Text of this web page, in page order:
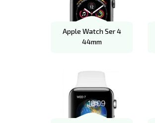
Apple Watch Ser 4
44mm